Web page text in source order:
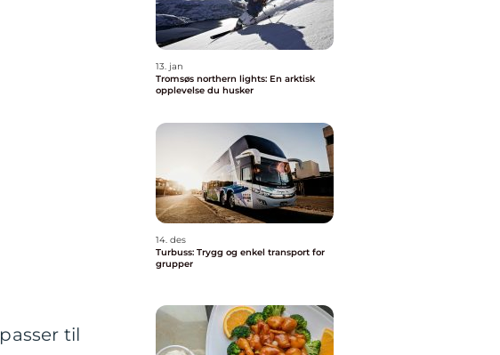
til
13. jan
Tromsøs northern lights: En arktisk
opplevelse du husker
14. des
Turbuss: Trygg og enkel transport for
grupper